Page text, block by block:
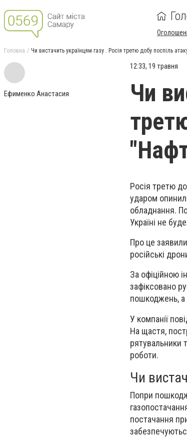
Головна Чи вистачить українцям газу . Росія третю добу поспіль
Ефименко Анастасия
12:33, 19 травня
Чи
Росія третю
ударом
обладнання.
Україні не
Про це
російські
За офіційною
зафіксовано
пошкоджень, а
У компанії
На щастя,
рятувальники
роботи.
Чи
Попри
постачання